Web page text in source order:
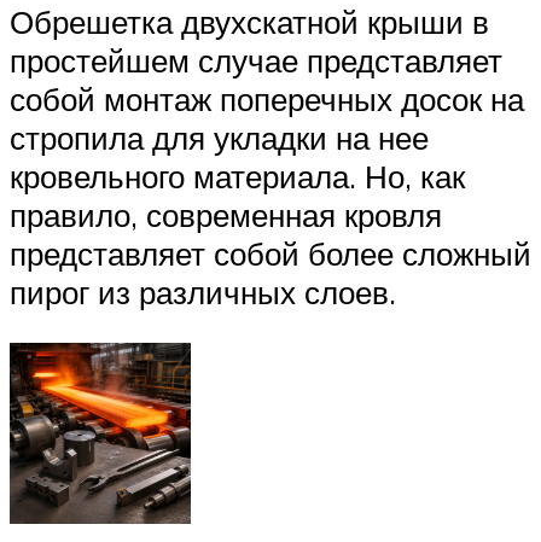
Обрешетка двухскатной крыши в
простейшем случае представляет
собой монтаж поперечных досок на
стропила для укладки на нее
кровельного материала. Но, как
правило, современная кровля
представляет собой более сложный
пирог из различных слоев.